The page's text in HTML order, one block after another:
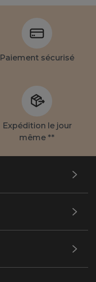
Paiement sécurisé
Expédition le jour
même **